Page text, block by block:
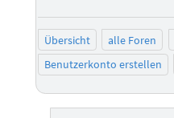
Übersicht alle Foren
Benutzerkonto erstellen